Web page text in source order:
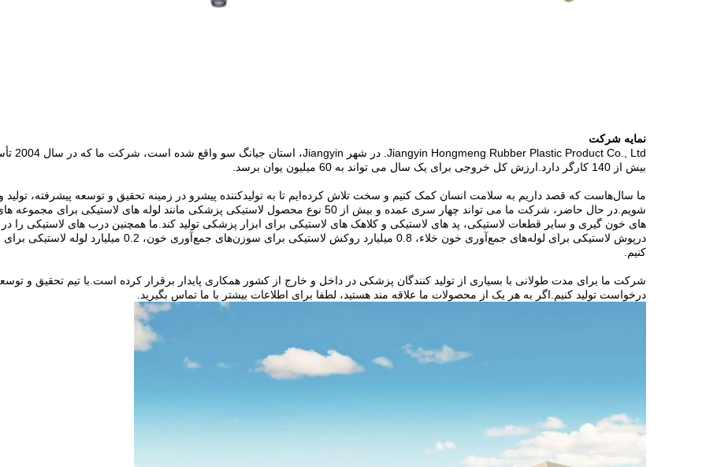
نمایه شرکت
بیش از 140 کارگر دارد.ارزش کل خروجی برای یک سال می تواند به 60 میلیون یوان برسد.
ما سال‌هاست که قصد داریم به سلامت انسان کمک کنیم و سخت تلاش کرده‌ایم تا به تولیدکننده پیشرو در زمینه تحقیق و توسعه پیشرفته،
شویم.در حال حاضر، شرکت ما می تواند چهار سری عمده و بیش از 50 نوع محصول لاستیکی پزشکی مانند
کنیم.
شرکت ما برای مدت طولانی با بسیاری از تولید کنندگان پزشکی در داخل و خارج از کشور همکاری پایدار برقرار کرده است.با تیم تحقیق و
درخواست تولید کنیم.اگر به هر یک از محصولات ما علاقه مند هستید، لطفا برای اطلاعات بیشتر با ما تماس بگیرید.